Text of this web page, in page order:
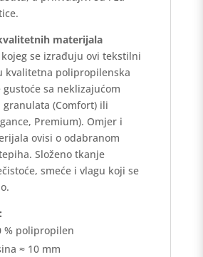
materijala
se izrađuju ovi tekstilni
kvalitetna polipropilenska
sa neklizajućom
granulata (Comfort) ili
Premium). Omjer i
ovisi o odabranom
Složeno tkanje
smeće i vlagu koji se
% polipropilen
≈ 10 mm